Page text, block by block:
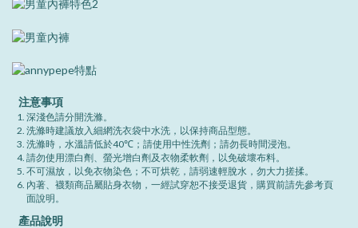
注意事項
深淺色請分開洗滌。
洗滌時建議放入細網洗衣袋中水洗，以保持商品型態。
洗滌時，水溫請低於40℃；請使用中性洗劑；請勿長時間浸泡。
請勿使用漂白劑、螢光增白劑及衣物柔軟劑，以免破壞布料。
不可濕放，以免衣物染色；不可烘乾，請弱速輕脫水，勿大力搓揉。
內著、襪類商品屬貼身衣物，一經試穿恕不接受退貨，購買前請先參考頁
面說明。
產品說明